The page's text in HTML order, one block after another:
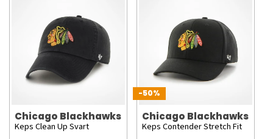
Chicago Blackhawks
Keps Clean Up Svart
-50%
Chicago Blackhawks
Keps Contender Stretch Fit